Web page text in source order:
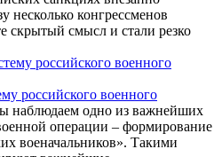
несколько конгрессменов
скрытый смысл и стали резко
российского военного
наблюдаем одно из важнейших
операции – формирование
военачальников». Такими